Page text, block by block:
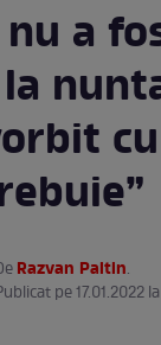
nu a
Razvan Paltin.
pe 17.01.2022